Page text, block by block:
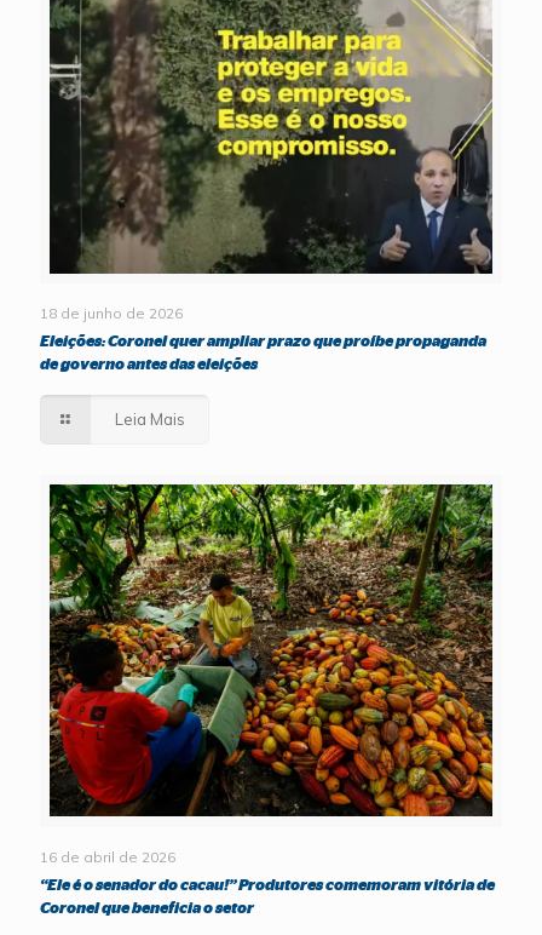
18 de junho de 2026
Eleições: Coronel quer ampliar prazo que proíbe propaganda
de governo antes das eleições
Leia Mais
16 de abril de 2026
“Ele é o senador do cacau!” Produtores comemoram vitória de
Coronel que beneficia o setor